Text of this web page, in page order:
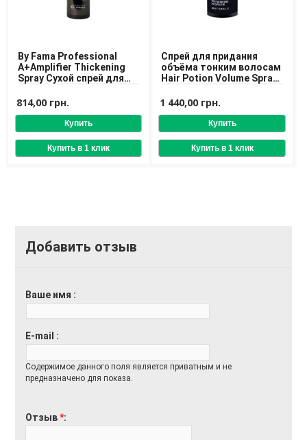
Средства для бритья
Уход для лица
Уход для тела
Уход за мужскими волосами
Бренды
О Магазине
Доставка
Возврат товара
By Fama Professional
А+Amplifier Thickening
Spray Сухой спрей для
814,00 грн.
Спрей для придания
объёма тонким волосам
Hair Potion Volume Spray
1 440,00 грн.
Добавить отзыв
Ваше имя
E-mail
Содержимое данного поля является приватным и не
предназначено для показа.
Отзыв*